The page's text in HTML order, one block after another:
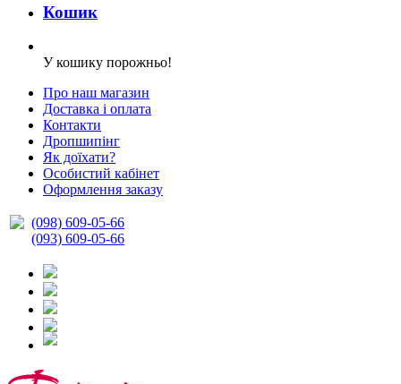
Кошик
У кошику порожньо!
Про наш магазин
Доставка і оплата
Контакти
Дропшипінг
Як доїхати?
Особистий кабінет
Оформлення заказу
(098) 609-05-66
(093) 609-05-66